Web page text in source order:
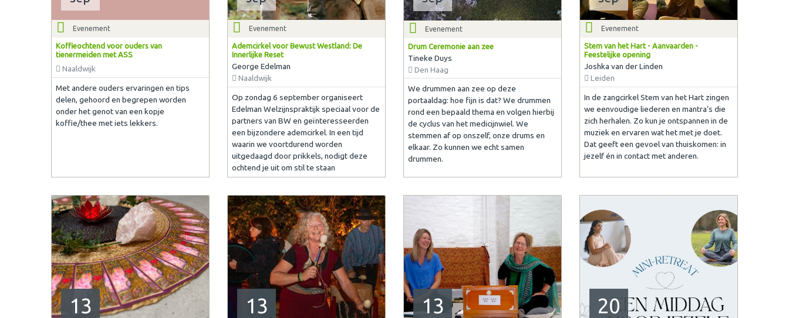
Evenement
Koffieochtend voor ouders van
tienermeiden met ASS
Naaldwijk
Met andere ouders ervaringen en tips
delen, gehoord en begrepen worden
onder het genot van een kopje
koffie/thee met iets lekkers.
Evenement
Ademcirkel voor Bewust Westland: De
Innerlijke Reset
George Edelman
Naaldwijk
Op zondag 6 september organiseert
Edelman Welzijnspraktijk speciaal voor de
partners van BW en geïnteresseerden
een bijzondere ademcirkel. In een tijd
waarin we voortdurend worden
uitgedaagd door prikkels, nodigt deze
ochtend je uit om stil te staan
Evenement
Drum Ceremonie aan zee
Tineke Duys
Den Haag
We drummen aan zee op deze
portaaldag: hoe fijn is dat? We drummen
rond een bepaald thema en volgen hierbij
de cyclus van het medicijnwiel. We
stemmen af op onszelf, onze drums en
elkaar. Zo kunnen we echt samen
drummen.
Evenement
Stem van het Hart - Aanvaarden -
Feestelijke opening
Joshka van der Linden
Leiden
In de zangcirkel Stem van het Hart zingen
we eenvoudige liederen en mantra’s die
zich herhalen. Zo kun je ontspannen in de
muziek en ervaren wat het met je doet.
Dat geeft een gevoel van thuiskomen: in
jezelf én in contact met anderen.
13 13 13 20